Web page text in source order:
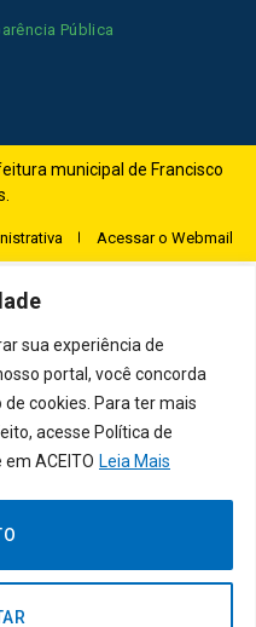
sua experiência de
portal, você concorda
cookies. Para ter mais
acesse Política de
ACEITO Leia Mais
Pública
municipal de Francisco
Acessar o Webmail